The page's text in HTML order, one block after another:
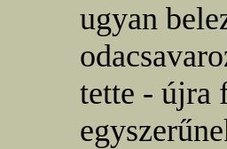
ugyan
tette - újra